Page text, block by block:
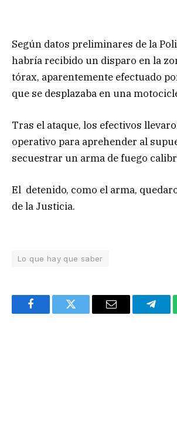
Según datos preliminares de la
habría recibido un disparo en la
tórax, aparentemente efectuado
que se desplazaba en una
Tras el ataque, los efectivos
operativo para aprehender al
secuestrar un arma de fuego
El detenido, como el arma,
de la Justicia.
Lo que hay que saber
FacebookTwitter Email